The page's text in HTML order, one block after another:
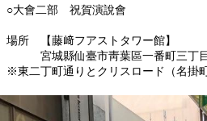
○大會二部 祝賀演說會
場所 【藤﨑フアストタワー館】
宮城縣仙臺市靑葉區一番町三丁目
※東二丁町通りとクリスロード（名掛